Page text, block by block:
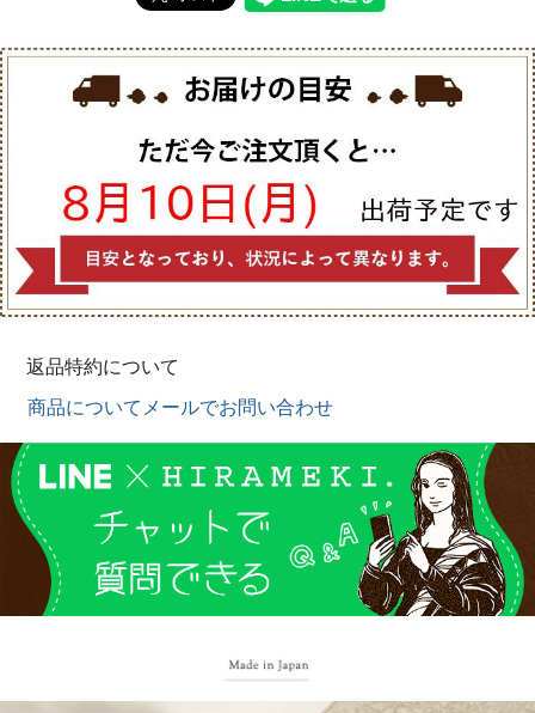
返品特約について
商品についてメールでお問い合わせ